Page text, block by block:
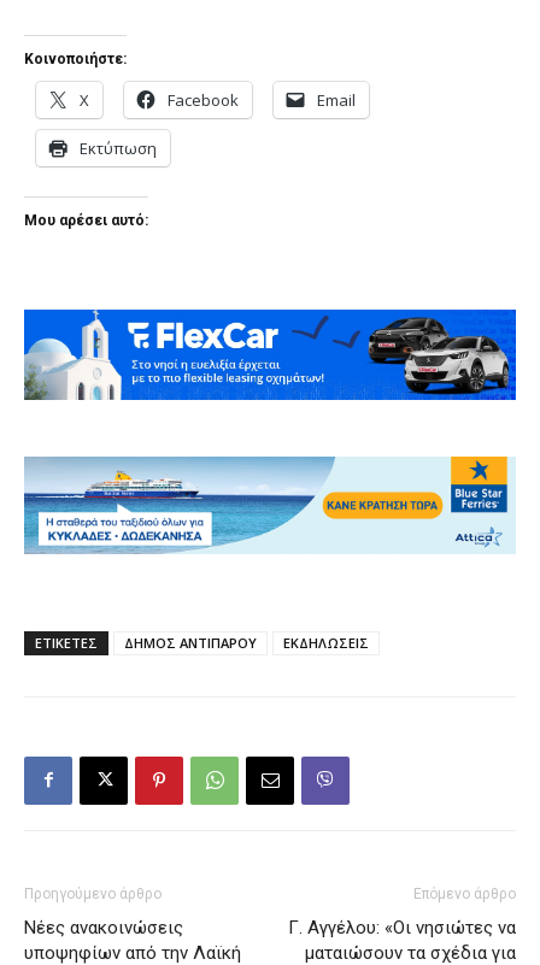
Κοινοποιήστε:
X Facebook Email
Εκτύπωση
Μου αρέσει αυτό:
ΕΤΙΚΕΤΕΣ ΔΗΜΟΣ ΑΝΤΙΠΑΡΟΥ ΕΚΔΗΛΩΣΕΙΣ
Προηγούμενο άρθρο
Νέες ανακοινώσεις
υποψηφίων από την Λαϊκή
Επόμενο άρθρο
Γ. Αγγέλου: «Οι νησιώτες να
ματαιώσουν τα σχέδια για